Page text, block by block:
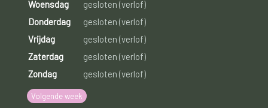
Woensdag
gesloten (verlof)
Donderdag
gesloten (verlof)
Vrijdag
gesloten (verlof)
Zaterdag
gesloten (verlof)
Zondag
gesloten (verlof)
Volgende week